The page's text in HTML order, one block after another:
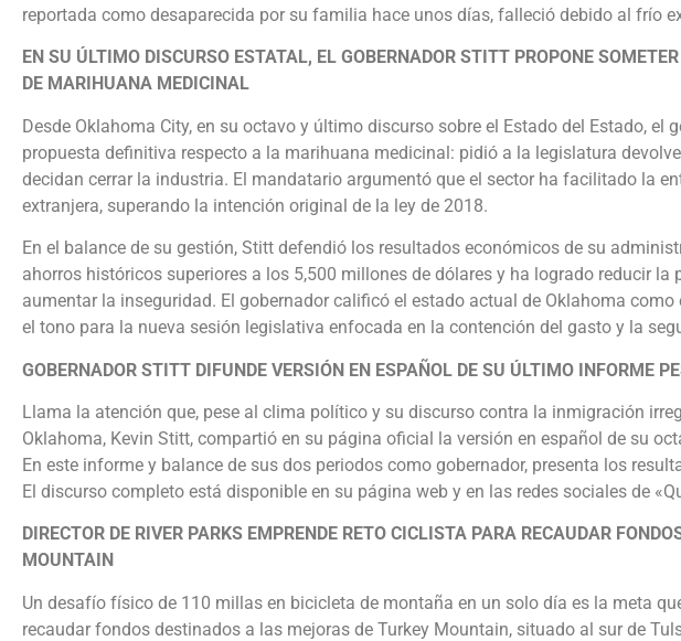
reportada como desaparecida por su familia hace unos días, falleció debido al frío
EN SU ÚLTIMO DISCURSO ESTATAL, EL GOBERNADOR STITT PROPONE
DE MARIHUANA MEDICINAL
Desde Oklahoma City, en su octavo y último discurso sobre el Estado del Estado, el
propuesta definitiva respecto a la marihuana medicinal: pidió a la legislatura
decidan cerrar la industria. El mandatario argumentó que el sector ha facilitado la
extranjera, superando la intención original de la ley de 2018.
En el balance de su gestión, Stitt defendió los resultados económicos de su
ahorros históricos superiores a los 5,500 millones de dólares y ha logrado reducir la
aumentar la inseguridad. El gobernador calificó el estado actual de Oklahoma
el tono para la nueva sesión legislativa enfocada en la contención del gasto y la
GOBERNADOR STITT DIFUNDE VERSIÓN EN ESPAÑOL DE SU ÚLTIMO INFORME
Llama la atención que, pese al clima político y su discurso contra la inmigración
Oklahoma, Kevin Stitt, compartió en su página oficial la versión en español de su
En este informe y balance de sus dos periodos como gobernador, presenta los
El discurso completo está disponible en su página web y en las redes sociales de
DIRECTOR DE RIVER PARKS EMPRENDE RETO CICLISTA PARA RECAUDAR
MOUNTAIN
Un desafío físico de 110 millas en bicicleta de montaña en un solo día es la meta
recaudar fondos destinados a las mejoras de Turkey Mountain, situado al sur de